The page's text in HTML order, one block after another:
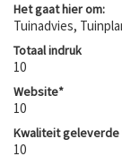
Het gaat hier om:
Tuinadvies,
Totaal indruk
10
Website*
10
Kwaliteit geleverde
10